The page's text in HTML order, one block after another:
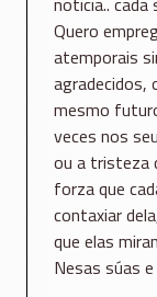
Quero
atemporais
agradecidos,
mesmo
veces nos
ou a tristeza
forza que
contaxiar
que elas
Nesas súas